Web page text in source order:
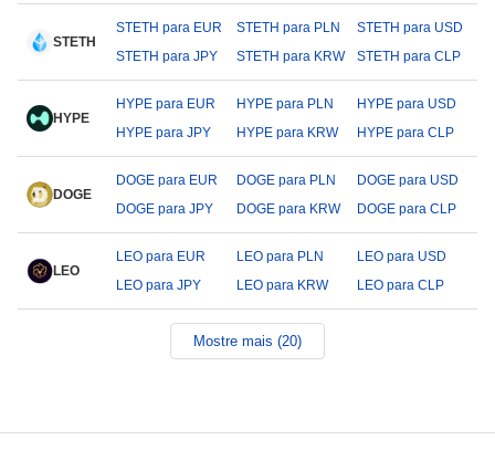
STETH
STETH para EUR STETH para PLN
STETH para USD
STETH para JPY
STETH para KRW STETH para CLP
HYPE
HYPE para EUR HYPE para PLN
HYPE para USD
HYPE para JPY
HYPE para KRW HYPE para CLP
DOGE
DOGE para EUR DOGE para PLN
DOGE para USD
DOGE para JPY
DOGE para KRW DOGE para CLP
LEO
LEO para EUR LEO para PLN
LEO para USD
LEO para JPY
LEO para KRW LEO para CLP
Mostre mais (20)